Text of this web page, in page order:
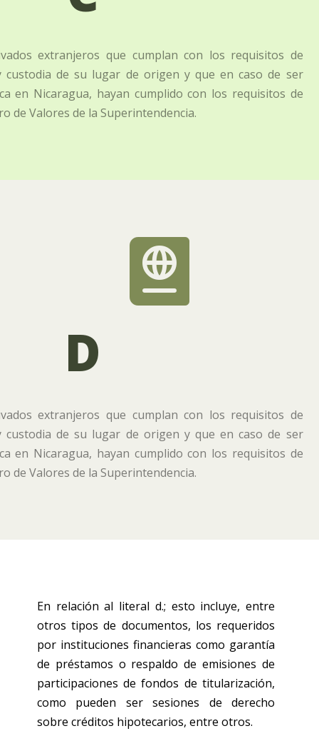
extranjeros que cumplan con los requisitos de
custodia de su lugar de origen y que en caso de ser
en Nicaragua, hayan cumplido con los requisitos de
de Valores de la Superintendencia.

D
extranjeros que cumplan con los requisitos de
custodia de su lugar de origen y que en caso de ser
en Nicaragua, hayan cumplido con los requisitos de
de Valores de la Superintendencia.
En relación al literal d.; esto incluye, entre
otros tipos de documentos, los requeridos
por instituciones financieras como garantía
de préstamos o respaldo de emisiones de
participaciones de fondos de titularización,
como pueden ser sesiones de derecho
sobre créditos hipotecarios, entre otros.